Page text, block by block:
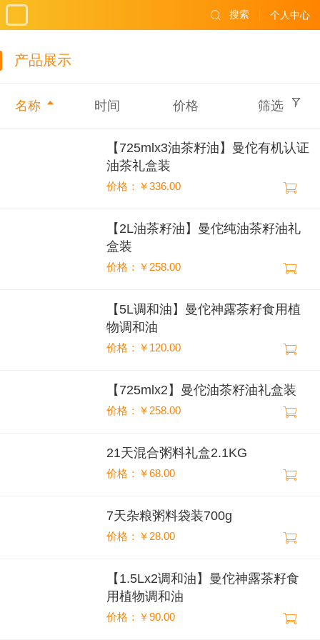
个人中心
搜索
产品展示
名称 时间 价格 筛选
【725mlx3油茶籽油】曼佗有机认证
油茶礼盒装
价格：￥336.00
【2L油茶籽油】曼佗纯油茶籽油礼
盒装
价格：￥258.00
【5L调和油】曼佗神露茶籽食用植
物调和油
价格：￥120.00
【725mlx2】曼佗油茶籽油礼盒装
价格：￥258.00
21天混合粥料礼盒2.1KG
价格：￥68.00
7天杂粮粥料袋装700g
价格：￥28.00
【1.5Lx2调和油】曼佗神露茶籽食
用植物调和油
价格：￥90.00